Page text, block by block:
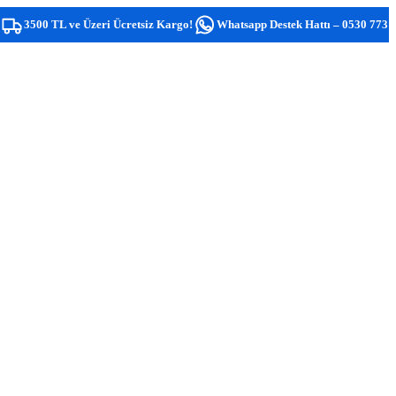
ve Üzeri Ücretsiz Kargo! Whatsapp Destek Hattı – 0530 773 0581